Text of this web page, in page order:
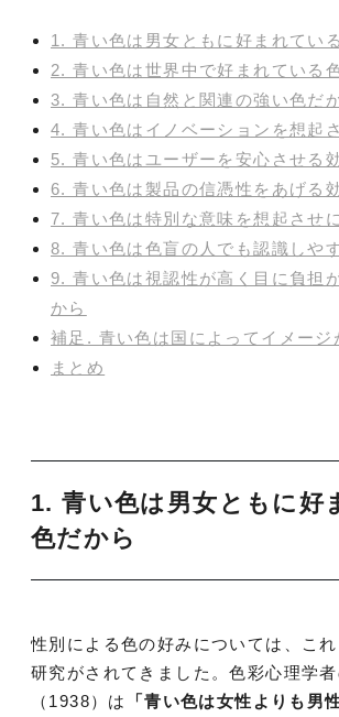
1. 青い色は男女ともに好まれてい
2. 青い色は世界中で好まれている
3. 青い色は自然と関連の強い色だ
4. 青い色はイノベーションを想起
5. 青い色はユーザーを安心させる
6. 青い色は製品の信憑性をあげる
7. 青い色は特別な意味を想起させ
8. 青い色は色盲の人でも認識しや
9. 青い色は視認性が高く目に負担
から
補足. 青い色は国によってイメージ
まとめ
1. 青い色は男女ともに好
色だから
性別による色の好みについては、こ
研究がされてきました。色彩心理学
（1938）は
「青い色は女性よりも男